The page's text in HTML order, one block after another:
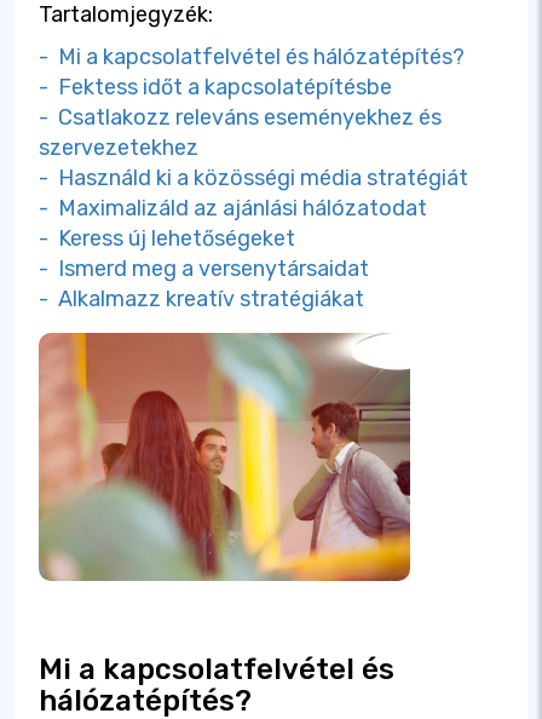
Tartalomjegyzék:
- Mi a kapcsolatfelvétel és hálózatépítés?
- Fektess időt a kapcsolatépítésbe
- Csatlakozz releváns eseményekhez és
szervezetekhez
- Használd ki a közösségi média stratégiát
- Maximalizáld az ajánlási hálózatodat
- Keress új lehetőségeket
- Ismerd meg a versenytársaidat
- Alkalmazz kreatív stratégiákat
Mi a kapcsolatfelvétel és
hálózatépítés?